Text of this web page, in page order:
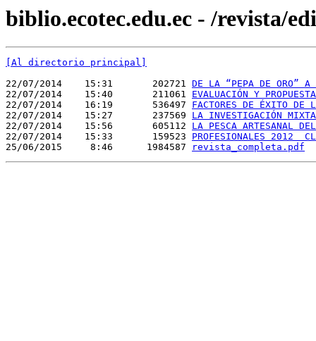
biblio.ecotec.edu.ec - /revista/
[Al directorio principal]
22/07/2014    15:31       202721 DE LA “PEPA DE ORO”
22/07/2014    15:40       211061 EVALUACIÓN Y
22/07/2014    16:19       536497 FACTORES DE ÉXITO DE
22/07/2014    15:27       237569 LA INVESTIGACIÓN
22/07/2014    15:56       605112 LA PESCA ARTESANAL
22/07/2014    15:33       159523 PROFESIONALES 2012
25/06/2015     8:46      1984587
revista_completa.pdf